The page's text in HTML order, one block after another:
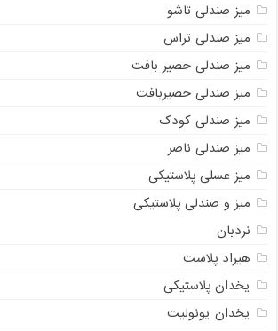
میز صندلی تاشو
میز صندلی تراس
میز صندلی حصیر بافت
میز صندلی حصیربافت
میز صندلی کودک
میز صندلی ناصر
میز عسلی پلاستیکی
میز و صندلی پلاستیکی
نردبان
هیراد پلاست
یخدان پلاستیکی
یخدان یونولیت